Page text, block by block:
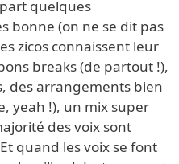
quelques
bonne (on ne se dit pas
zicos connaissent leur
breaks (de partout !),
des arrangements bien
yeah !), un mix super
des voix sont
quand les voix se font